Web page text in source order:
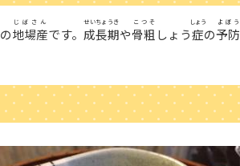
の地場産
じばさん
です。 成長期
せいちょうき
や骨粗
こつそ
しょう症
しょう
の予防
よぼう